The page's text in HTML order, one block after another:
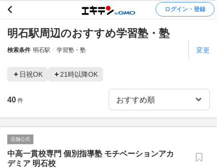
ログイン・登録
明石駅周辺のおすすめ学習塾・塾
検索条件 明石駅 学習塾・塾 変更
日祝OK 21時以降OK
40 件
店舗公式
中高一貫校専門 個別指導塾 モチベーションアカ
デミア 明石校